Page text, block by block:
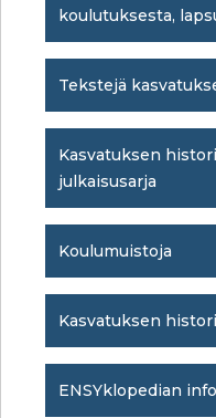
koulutuksesta,
Tekstejä
Kasvatuksen
julkaisusarja
Koulumuistoja
Kasvatuksen
ENSYklopedian